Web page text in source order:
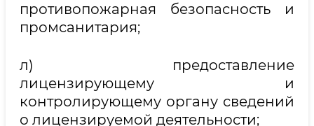
противопожарная безопасность и
промсанитария;
л) предоставление
лицензирующему и
контролирующему органу сведений
о лицензируемой деятельности;